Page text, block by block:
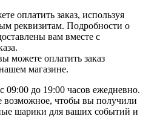
оплатить заказ, используя
реквизитам. Подробности о
вам вместе с
можете оплатить заказ
магазине.
09:00 до 19:00 часов ежедневно.
возможное, чтобы вы получили
шарики для ваших событий и